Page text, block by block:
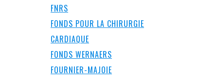
FNRS
FONDS POUR LA CHIRURGIE
CARDIAQUE
FONDS WERNAERS
FOURNIER-MAJOIE